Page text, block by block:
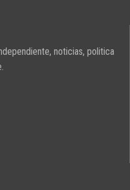
noticias, politica